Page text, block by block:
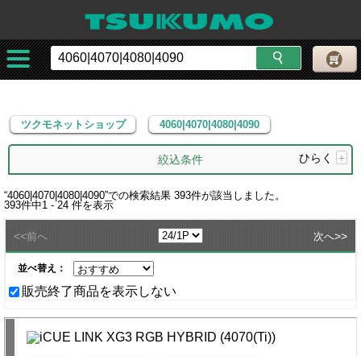
ツクモネットショップ 4060|4070|4080|4090
ツクモネットショップ 4060|4070|4080|4090
絞込条件 ひらく +
“4060|4070|4080|4090”での検索結果 393件が該当しました。
393件中1 - 24 件を表示
<<前へ 次へ>>
並べ替え：
販売終了商品を表示しない